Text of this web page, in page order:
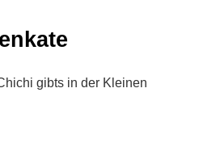
gibts in der Kleinen